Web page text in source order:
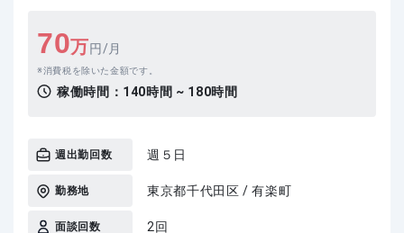
70万円/月
消費税を除いた金額です。
稼働時間： 140時間 ~ 180時間
週出勤回数 週５日
勤務地 東京都千代田区 / 有楽町
面談回数 2回